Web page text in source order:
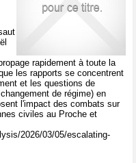
rapidement à toute la
les rapports se concentrent
et les questions de
de régime) en
l'impact des combats sur
civiles au Proche et
2026/03/05/escalating-